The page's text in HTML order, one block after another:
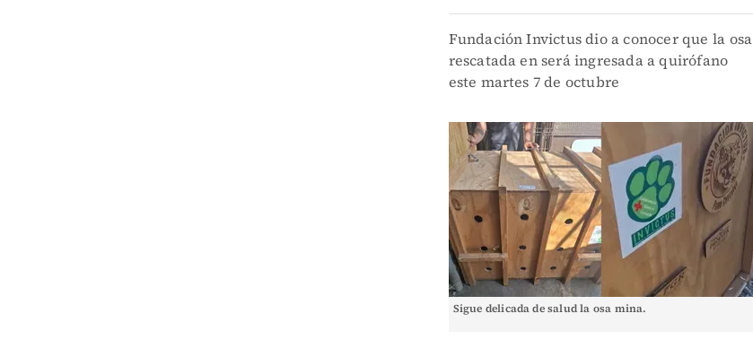
Fundación Invictus dio a conocer que la osa
rescatada en será ingresada a quirófano
este martes 7 de octubre
Sigue delicada de salud la osa mina.